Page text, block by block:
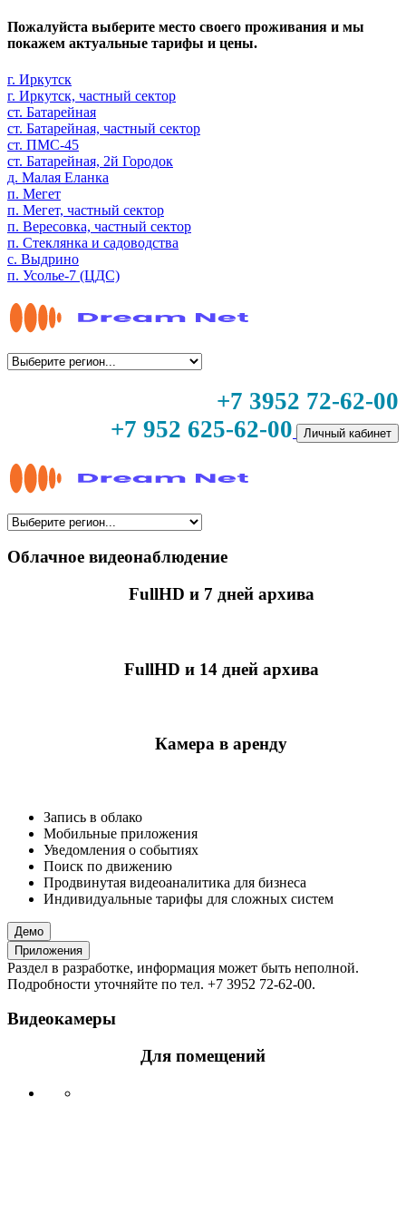
Пожалуйста выберите место своего проживания и мы
покажем актуальные тарифы и цены.
г. Иркутск
г. Иркутск, частный сектор
ст. Батарейная
ст. Батарейная, частный сектор
ст. ПМС-45
ст. Батарейная, 2й Городок
д. Малая Еланка
п. Мегет
п. Мегет, частный сектор
п. Вересовка, частный сектор
п. Стеклянка и садоводства
с. Выдрино
п. Усолье-7 (ЦДС)
+7 3952 72-62-00
+7 952 625-62-00
Личный кабинет
Облачное видеонаблюдение
FullHD и 7 дней архива
FullHD и 14 дней архива
Камера в аренду
Запись в облако
Мобильные приложения
Уведомления о событиях
Поиск по движению
Продвинутая видеоаналитика для бизнеса
Индивидуальные тарифы для сложных систем
Демо
Приложения
Раздел в разработке, информация может быть неполной.
Подробности уточняйте по тел. +7 3952 72-62-00.
Видеокамеры
Для помещений